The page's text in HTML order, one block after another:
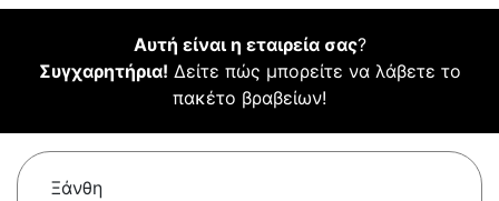
Αυτή είναι η εταιρεία σας?
Συγχαρητήρια! Δείτε πώς μπορείτε να λάβετε το
πακέτο βραβείων!
Ξάνθη